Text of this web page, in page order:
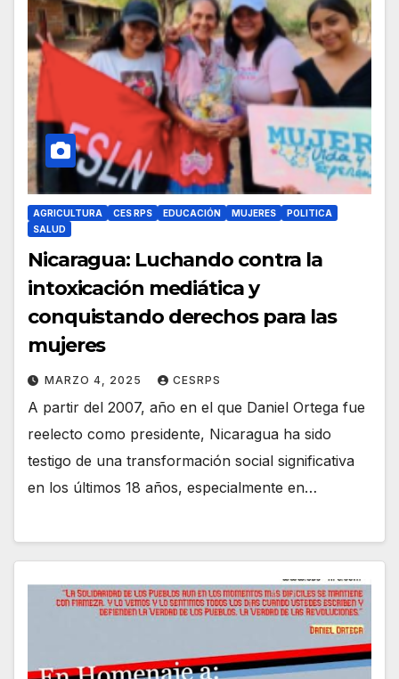
AGRICULTURA CES RPS EDUCACIÓN MUJERES
POLITICA
SALUD
Nicaragua: Luchando contra la
intoxicación mediática y
conquistando derechos para las
mujeres
MARZO 4, 2025 CESRPS
A partir del 2007, año en el que Daniel Ortega fue
reelecto como presidente, Nicaragua ha sido
testigo de una transformación social significativa
en los últimos 18 años, especialmente en…